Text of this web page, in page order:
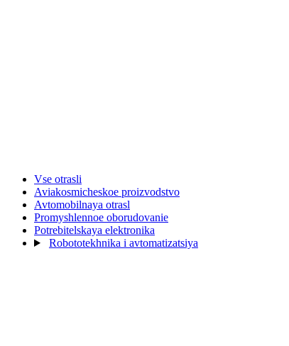
Vse otrasli
Aviakosmicheskoe proizvodstvo
Avtomobilnaya otrasl
Promyshlennoe oborudovanie
Potrebitelskaya elektronika
Robototekhnika i avtomatizatsiya